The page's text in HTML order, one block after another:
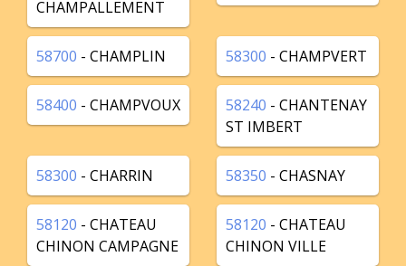
CHAMPALLEMENT
58700 - CHAMPLIN 58300 - CHAMPVERT
58400 - CHAMPVOUX 58240 - CHANTENAY
ST IMBERT
58300 - CHARRIN 58350 - CHASNAY
58120 - CHATEAU
CHINON CAMPAGNE
58120 - CHATEAU
CHINON VILLE